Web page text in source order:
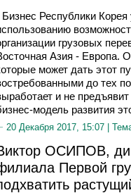
Бизнес Республики
грузовых
Азия - Европа.
может дать этот
до тех
и не
модель развития
20 Декабря 2017, 15:07 |
ОСИПОВ,
Первой